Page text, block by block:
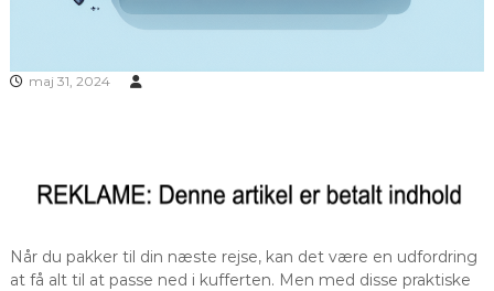
maj 31, 2024
Når du pakker til din næste rejse, kan det være en udfordring
at få alt til at passe ned i kufferten. Men med disse praktiske